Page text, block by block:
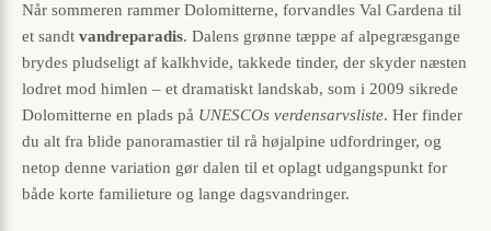
Når sommeren rammer Dolomitterne, forvandles Val Gardena til
et sandt vandreparadis. Dalens grønne tæppe af alpegræsgange
brydes pludseligt af kalkhvide, takkede tinder, der skyder næsten
lodret mod himlen – et dramatiskt landskab, som i 2009 sikrede
Dolomitterne en plads på UNESCOs verdensarvsliste. Her finder
du alt fra blide panoramastier til rå højalpine udfordringer, og
netop denne variation gør dalen til et oplagt udgangspunkt for
både korte familieture og lange dagsvandringer.